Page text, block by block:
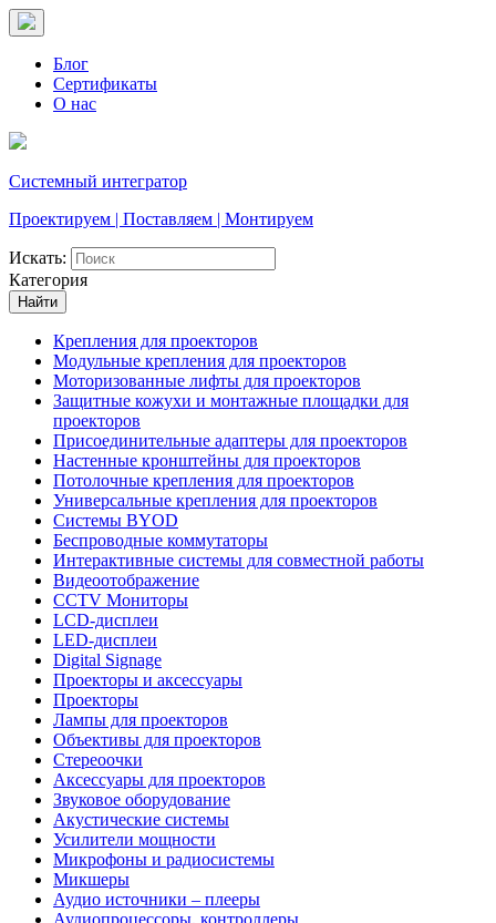
Блог
Сертификаты
О нас
Системный интегратор
Проектируем | Поставляем | Монтируем
Искать:
Категория
Найти
Крепления для проекторов
Модульные крепления для проекторов
Моторизованные лифты для проекторов
Защитные кожухи и монтажные площадки для
проекторов
Присоединительные адаптеры для проекторов
Настенные кронштейны для проекторов
Потолочные крепления для проекторов
Универсальные крепления для проекторов
Системы BYOD
Беспроводные коммутаторы
Интерактивные системы для совместной работы
Видеоотображение
CCTV Мониторы
LCD-дисплеи
LED-дисплеи
Digital Signage
Проекторы и аксессуары
Проекторы
Лампы для проекторов
Объективы для проекторов
Стереоочки
Аксессуары для проекторов
Звуковое оборудование
Акустические системы
Усилители мощности
Микрофоны и радиосистемы
Микшеры
Аудио источники – плееры
Аудиопроцессоры, контроллеры